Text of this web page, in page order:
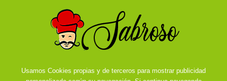
Usamos Cookies propias y de terceros para mostrar publicidad